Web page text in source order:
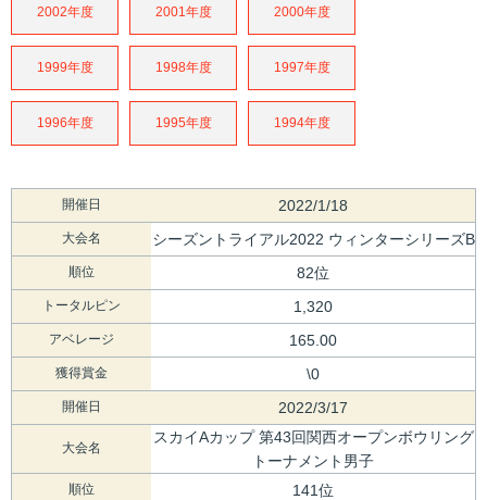
2002年度 2001年度 2000年度
1999年度 1998年度 1997年度
1996年度 1995年度 1994年度
開催日 2022/1/18
大会名 シーズントライアル2022 ウィンターシリーズB
順位 82位
トータルピン 1,320
アベレージ 165.00
獲得賞金 \0
開催日 2022/3/17
大会名
スカイAカップ 第43回関西オープンボウリング
トーナメント男子
順位 141位